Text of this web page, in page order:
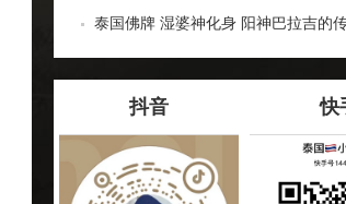
哪些种类！
泰国佛牌 湿婆神化身 阳神巴拉吉的
抖音 快